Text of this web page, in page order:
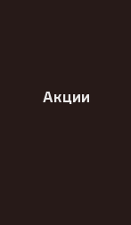
Акции